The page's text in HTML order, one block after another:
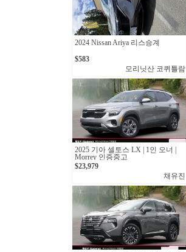
2024 Nissan Ariya 리스승계
$583
모리닛산 코퀴틀람
2025 기아 셀토스 LX | 1인 오너 |
Morrey 인증중고
$23,979
채유진